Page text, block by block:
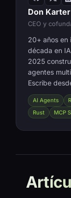
Don Karter
CEO y
20+ años en
década en
2025
agentes
Escribe
AI Agents
Rust
MCP